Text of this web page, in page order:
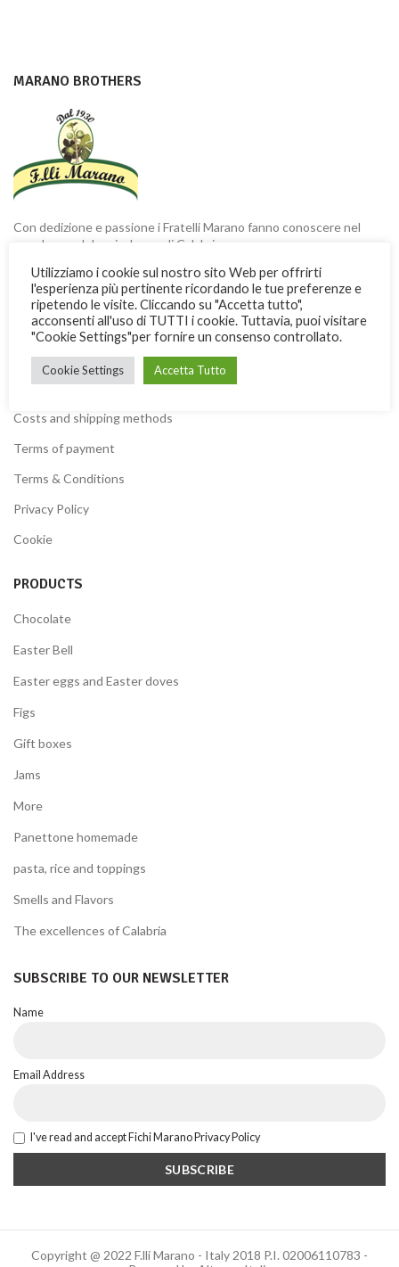
MARANO BROTHERS
Con dedizione e passione i Fratelli Marano fanno conoscere nel
mondo una dolce ricchezza di Calabria
Via Garibaldi, 3 -13 - 87032 Amantea (CS) ITALY
Phone: + 39 0982.41277
Fax: + 39 0982.428926
USEFUL INFORMATION
Costs and shipping methods
Terms of payment
Terms & Conditions
Privacy Policy
Cookie
PRODUCTS
Chocolate
Easter Bell
Easter eggs and Easter doves
Figs
Gift boxes
Jams
More
Panettone homemade
pasta, rice and toppings
Smells and Flavors
The excellences of Calabria
SUBSCRIBE TO OUR NEWSLETTER
Name
Email Address
I've read and accept Fichi Marano Privacy Policy
Copyright @ 2022 F.lli Marano - Italy 2018 P.I. 02006110783 -
Utilizziamo i cookie sul nostro sito Web per offrirti
l'esperienza più pertinente ricordando le tue preferenze e
ripetendo le visite. Cliccando su "Accetta tutto",
acconsenti all'uso di TUTTI i cookie. Tuttavia, puoi visitare
"Cookie Settings"per fornire un consenso controllato.
Cookie Settings Accetta Tutto